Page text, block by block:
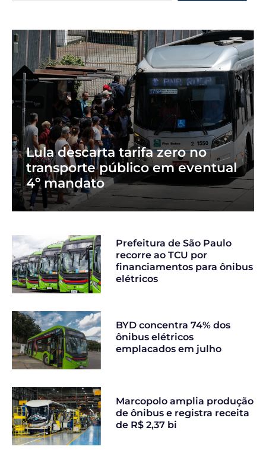
Lula descarta tarifa zero no
transporte público em eventual
4º mandato
Prefeitura de São Paulo
recorre ao TCU por
financiamentos para ônibus
elétricos
BYD concentra 74% dos
ônibus elétricos
emplacados em julho
Marcopolo amplia produção
de ônibus e registra receita
de R$ 2,37 bi